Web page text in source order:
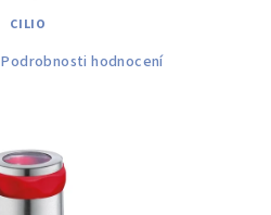
CILIO
Podrobnosti hodnocení